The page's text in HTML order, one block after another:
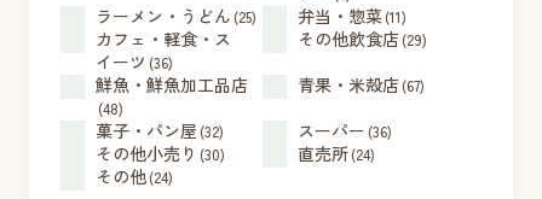
ラーメン・うどん (25) 弁当・惣菜(11)
カフェ・軽食・ス
イーツ (36)
その他飲食店(29)
鮮魚・鮮魚加工品店
(48)
青果・米殻店(67)
菓子・パン屋 (32) スーパー (36)
その他小売り (30) 直売所(24)
その他(24)